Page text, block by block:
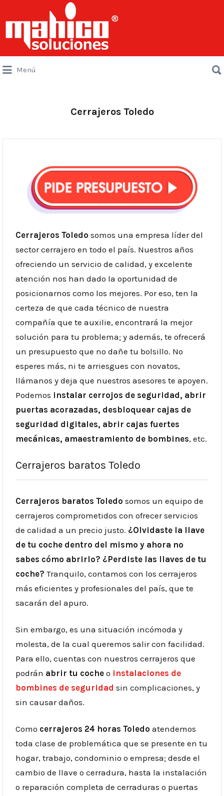
por:
Menú
por:
Cerrajeros Toledo
Cerrajeros Toledo somos una empresa líder del
sector cerrajero en todo el país. Nuestros años
ofreciendo un servicio de calidad, y excelente
atención nos han dado la oportunidad de
posicionarnos como los mejores. Por eso, ten la
certeza de que cada técnico de nuestra
compañía que te auxilie, encontrará la mejor
solución para tu problema; y además, te ofrecerá
un presupuesto que no dañe tu bolsillo. No
esperes más, ni te arriesgues con novatos,
llámanos y deja que nuestros asesores te apoyen.
Podemos instalar cerrojos de seguridad, abrir
puertas acorazadas, desbloquear cajas de
seguridad digitales, abrir cajas fuertes
mecánicas, amaestramiento de bombines, etc.
Cerrajeros baratos Toledo
Cerrajeros baratos Toledo somos un equipo de
cerrajeros comprometidos con ofrecer servicios
de calidad a un precio justo. ¿Olvidaste la llave
de tu coche dentro del mismo y ahora no
sabes cómo abrirlo? ¿Perdiste las llaves de tu
coche? Tranquilo, contamos con los cerrajeros
más eficientes y profesionales del país, que te
sacarán del apuro.
Sin embargo, es una situación incómoda y
molesta, de la cual queremos salir con facilidad.
Para ello, cuentas con nuestros cerrajeros que
podrán abrir tu coche o instalaciones de
bombines de seguridad sin complicaciones, y
sin causar daños.
Como cerrajeros 24 horas Toledo atendemos
toda clase de problemática que se presente en tu
hogar, trabajo, condominio o empresa; desde el
cambio de llave o cerradura, hasta la instalación
o reparación completa de cerraduras o puertas